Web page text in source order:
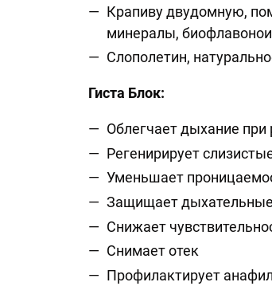
Крапиву двудомную,
минералы,
Слополетин,
Гиста Блок:
Облегчает дыхание при
Регенирирует
Уменьшает
Защищает
Снижает
Снимает отек
Профилактирует